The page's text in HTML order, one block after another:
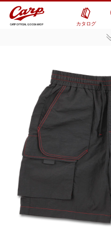
CARP OFFICIAL GOODS SHOP カタログ